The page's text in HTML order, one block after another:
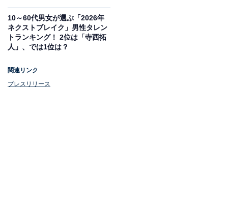
10～60代男女が選ぶ「2026年
ネクストブレイク」男性タレン
トランキング！ 2位は「寺西拓
人」、では1位は？
関連リンク
プレスリリース